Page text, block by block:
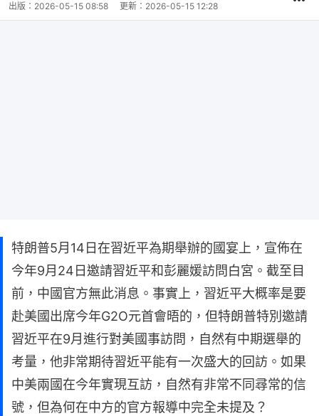
出版： 2026-05-15 08:58 更新： 2026-05-15 12:28
特朗普5月14日在習近平為期舉辦的國宴上，宣佈在
今年9月24日邀請習近平和彭麗媛訪問白宮。截至目
前，中國官方無此消息。事實上，習近平大概率是要
赴美國出席今年G2O元首會晤的，但特朗普特別邀請
習近平在9月進行對美國事訪問，自然有中期選舉的
考量，他非常期待習近平能有一次盛大的回訪。如果
中美兩國在今年實現互訪，自然有非常不同尋常的信
號，但為何在中方的官方報導中完全未提及？